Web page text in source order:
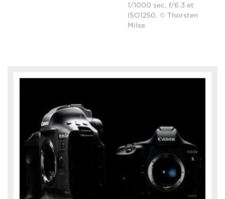
1/1000 sec, f/6.3 et
ISO1250. © Thorsten
Milse